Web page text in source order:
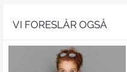
VI FORESLÅR OGSÅ